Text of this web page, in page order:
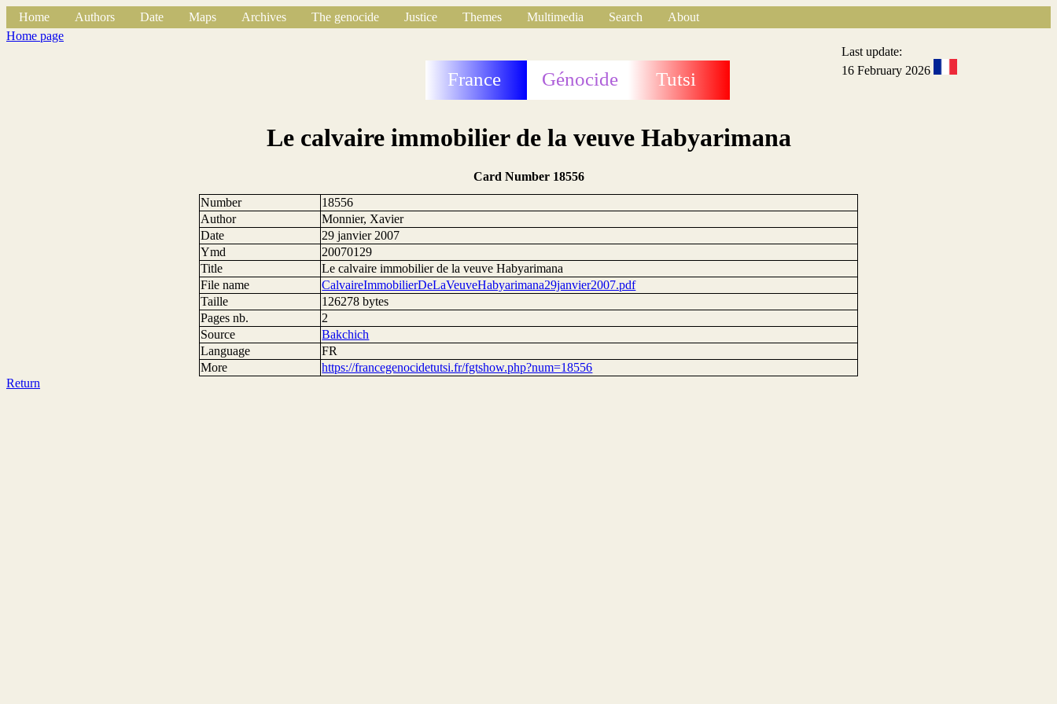
Home Authors Date Maps Archives The genocide Justice Themes Multimedia Search
About
Home page
France Génocide Tutsi
Last update:
16 February 2026
Le calvaire immobilier de la veuve Habyarimana
Card Number 18556
Number
18556
Author
Monnier, Xavier
Date
29 janvier 2007
Ymd
20070129
Title
Le calvaire immobilier de la veuve Habyarimana
File name
CalvaireImmobilierDeLaVeuveHabyarimana29janvier2007.pdf
Taille
126278 bytes
Pages nb.
2
Source
Bakchich
Language
FR
More
https://francegenocidetutsi.fr/fgtshow.php?num=18556
Return